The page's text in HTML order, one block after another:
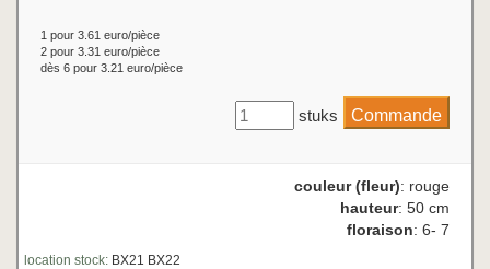
1 pour 3.61 euro/pièce
2 pour 3.31 euro/pièce
dès 6 pour 3.21 euro/pièce
stuks
couleur (fleur): rouge
hauteur: 50 cm
floraison: 6- 7
location stock: BX21 BX22